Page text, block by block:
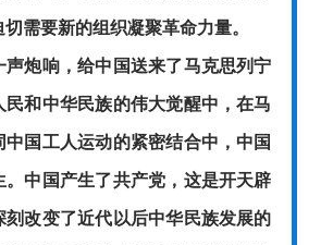
需要新的组织凝聚革命力量。
炮响，给中国送来了马克思列宁
民和中华民族的伟大觉醒中，在马
中国工人运动的紧密结合中，中国
。中国产生了共产党，这是开天辟
刻改变了近代以后中华民族发展的